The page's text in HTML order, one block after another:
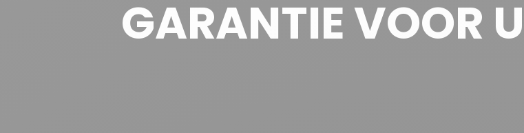
GARANTIE VOOR